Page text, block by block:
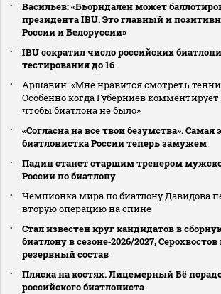
Васильев: «Бьорндален может
президента IBU. Это главный и
России и Белоруссии»
IBU сократил число российских
тестирования до 16
Аршавин: «Мне нравится смотреть
Особенно когда Губерниев
чтобы биатлона не было»
«Согласна на все твои безумства». Самая
биатлонистка России теперь замужем
Падин станет старшим тренером
России по биатлону
Чемпионка мира по биатлону Давидова
вторую операцию на спине
Стал известен круг кандидатов в
биатлону в сезоне‑2026/2027,
резервный состав
Пляска на костях. Лицемерный Бё
российского биатлониста